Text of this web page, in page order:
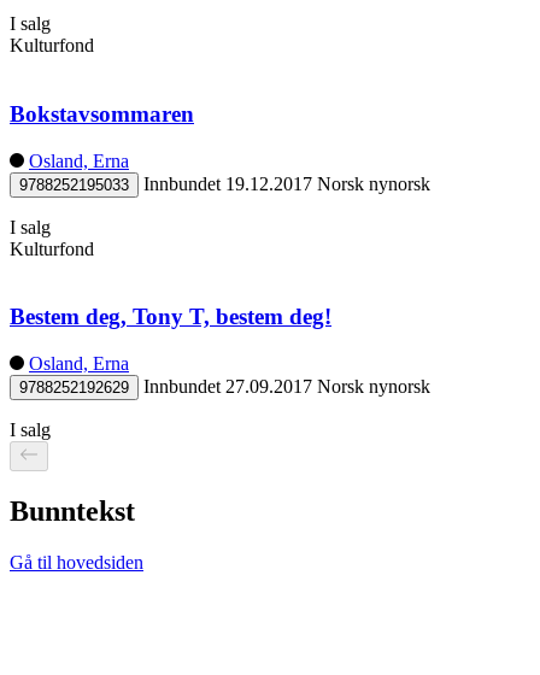
I salg
Kulturfond
Bokstavsommaren
Osland, Erna
9788252195033 Innbundet 19.12.2017 Norsk nynorsk
I salg
Kulturfond
Bestem deg, Tony T, bestem deg!
Osland, Erna
9788252192629 Innbundet 27.09.2017 Norsk nynorsk
I salg
Bunntekst
Gå til hovedsiden